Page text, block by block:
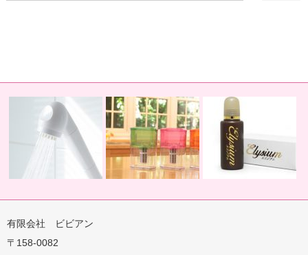
用地球の恵みを シャワー
有限会社 ビビアン
〒158-0082